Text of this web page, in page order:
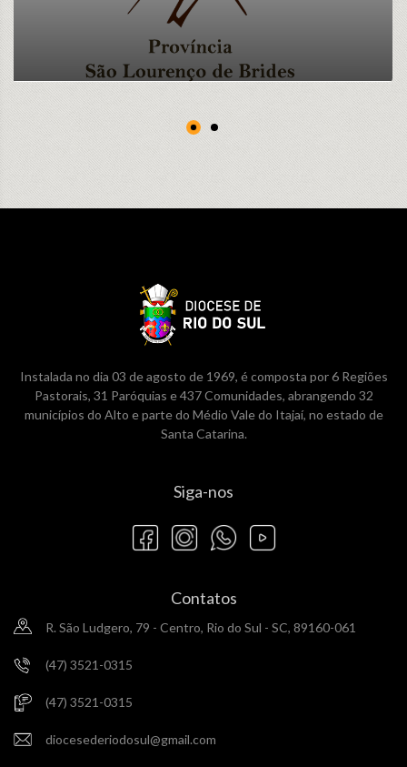
Instalada no dia 03 de agosto de 1969, é composta por 6 Regiões
Pastorais, 31 Paróquias e 437 Comunidades, abrangendo 32
municípios do Alto e parte do Médio Vale do Itajaí, no estado de
Santa Catarina.
Siga-nos
Contatos
R. São Ludgero, 79 - Centro, Rio do Sul - SC, 89160-061
(47) 3521-0315
(47) 3521-0315
diocesederiodosul@gmail.com